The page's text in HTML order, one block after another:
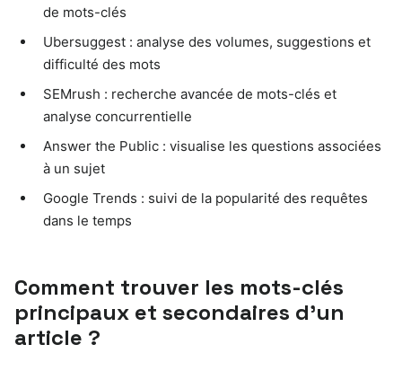
de mots-clés
Ubersuggest : analyse des volumes, suggestions et
difficulté des mots
SEMrush : recherche avancée de mots-clés et
analyse concurrentielle
Answer the Public : visualise les questions associées
à un sujet
Google Trends : suivi de la popularité des requêtes
dans le temps
Comment trouver les mots-clés
principaux et secondaires d’un
article ?